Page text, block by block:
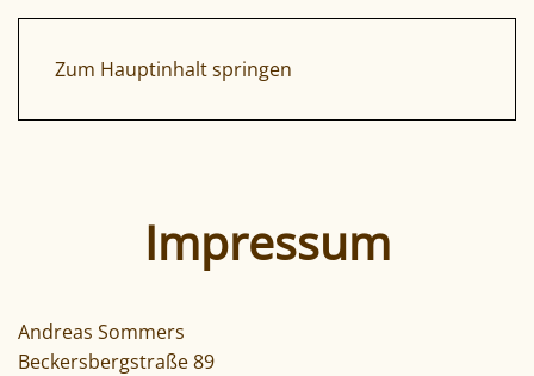
Zum Hauptinhalt springen
Impressum
Andreas Sommers
Beckersbergstraße 89